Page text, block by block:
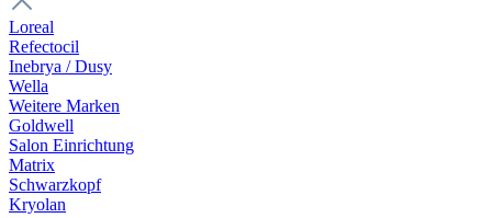
Loreal
Refectocil
Inebrya / Dusy
Wella
Weitere Marken
Goldwell
Salon Einrichtung
Matrix
Schwarzkopf
Kryolan